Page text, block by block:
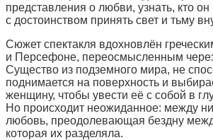
представления о любви, узнать, кто
с достоинством принять свет и тьму
Сюжет спектакля вдохновлён
и Персефоне, переосмысленным
Существо из подземного мира, не
поднимается на поверхность и
женщину, чтобы увести её с собой в
Но происходит неожиданное: между
любовь, преодолевающая бездну
которая их разделяла.